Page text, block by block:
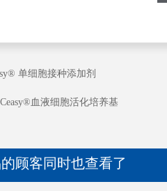
单细胞接种添加剂
血液细胞活化培养基
顾客同时也查看了